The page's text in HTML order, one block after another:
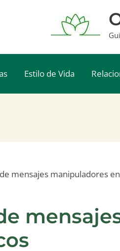
Estilo de Vida
mensajes manipuladores